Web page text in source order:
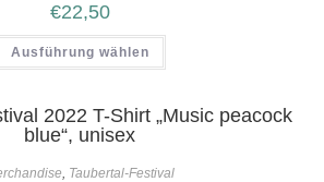
€22,50
Ausführung wählen
Taubertal-Festival